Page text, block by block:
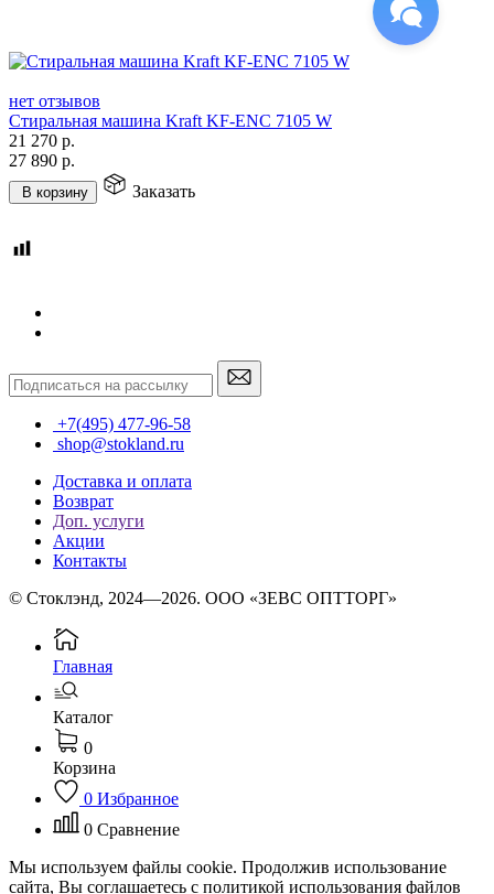
нет отзывов
Стиральная машина Kraft KF-ENC 7105 W
21 270 р.
27 890 р.
В корзину Заказать
+7(495) 477-96-58
shop@stokland.ru
Доставка и оплата
Возврат
Доп. услуги
Акции
Контакты
© Стоклэнд, 2024—2026. ООО «ЗЕВС ОПТТОРГ»
Главная
Каталог
0
Корзина
0 Избранное
0 Сравнение
Мы используем файлы cookie. Продолжив использование
сайта, Вы соглашаетесь с политикой использования файлов